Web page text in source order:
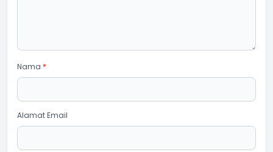
Nama *
Alamat Email